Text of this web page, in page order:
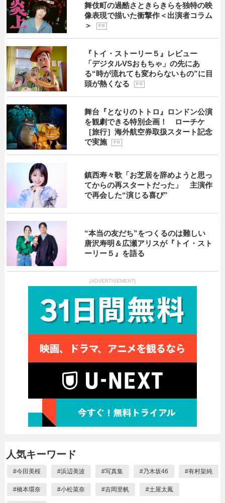
舞伎町の過酷さときらきらを独特の映
像表現で描いた衝撃作＜出演者コラム
＞
P R
『トイ・ストーリー５』レビュー
「デジタルVSおもちゃ」の先にあ
る“時が流れても変わらないもの”に目
頭が熱くなる
P R
舞台『となりのトトロ』ロンドン公演
を観劇できる特別企画！ ローチケ
［旅行］海外航空券取扱スタート記念
で実施
P R
鎮西寿々歌「お芝居を辞めようと思っ
てからの再スタートだった」 主演作
で再会した“演じる喜び”
“本当の友だち”をつくるのは難しい
唐沢寿明＆広瀬アリスが『トイ・スト
ーリー５』を語る
[ADVERTISEMENT]
人気キーワード
#今田美桜 #浜辺美波 #写真集 #乃木坂46 #有村架純
#橋本環奈 #小松菜奈 #吉岡里帆 #土屋太鳳